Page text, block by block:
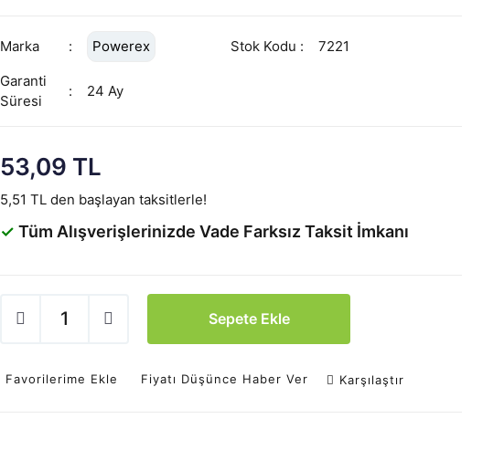
Marka Powerex Stok Kodu
7221
Garanti
Süresi
24 Ay
53,09 TL
5,51 TL den başlayan taksitlerle!
✓ Tüm Alışverişlerinizde Vade Farksız Taksit İmkanı
Sepete Ekle
Favorilerime Ekle Fiyatı Düşünce Haber Ver Karşılaştır